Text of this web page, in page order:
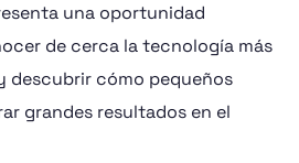
una oportunidad
de cerca la tecnología más
descubrir cómo pequeños
grandes resultados en el